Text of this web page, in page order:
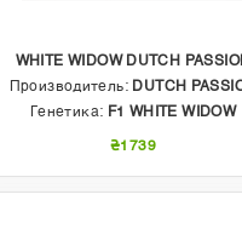
WHITE WIDOW DUTCH
Производитель: DUTCH
Генетика: F1 WHITE WIDOW
₴1739